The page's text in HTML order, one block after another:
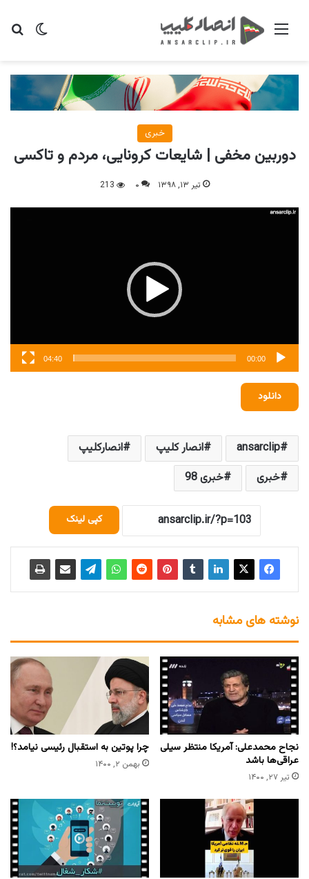
تغییر منو
خبری
دوربین مخفی | شایعات کرونایی، مردم و تاکسی
تیر ۱۳, ۱۳۹۸ ۰ 213
نمایشگر
ویدیو
00:00
04:40
دانلود
ansarclip انصار کلیپ
انصارکلیپ
خبری
خبری 98
کپی لینک
نوشته های مشابه
نجاح محمدعلی: آمریکا منتظر سیلی
عراقی‌ها باشد
تیر ۲۷, ۱۴۰۰
چرا پوتین به استقبال رئیسی نیامد؟!
بهمن ۲, ۱۴۰۰